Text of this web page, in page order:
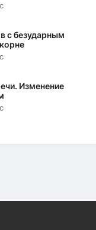
с безударным
Изменение